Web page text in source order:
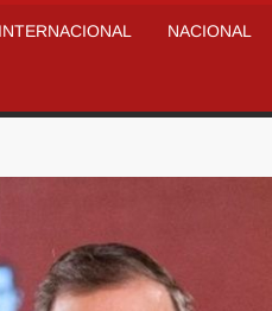
INTERNACIONAL NACIONAL